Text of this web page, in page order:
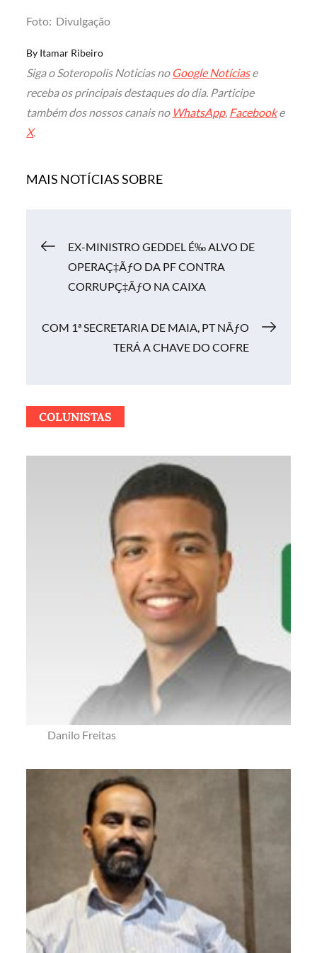
Foto: Divulgação
By Itamar Ribeiro
Siga o Soteropolis Noticias no Google Notíciase
receba os principais destaques do dia. Participe
também dos nossos canais no WhatsApp, Facebooke
X.
MAIS NOTÍCIAS SOBRE
Navegação
de
Post
EX-MINISTRO GEDDEL É‰ ALVO DE
OPERAÇ‡ÃƒO DA PF CONTRA
CORRUPÇ‡ÃƒO NA CAIXA
COM 1ª SECRETARIA DE MAIA, PT NÃƒO
TERÁ A CHAVE DO COFRE
COLUNISTAS
Danilo Freitas